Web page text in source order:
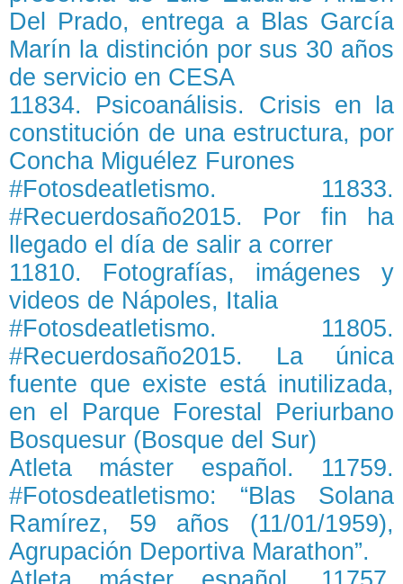
Del Prado, entrega a Blas García
Marín la distinción por sus 30 años
de servicio en CESA
11834. Psicoanálisis. Crisis en la
constitución de una estructura, por
Concha Miguélez Furones
#Fotosdeatletismo. 11833.
#Recuerdosaño2015. Por fin ha
llegado el día de salir a correr
11810. Fotografías, imágenes y
videos de Nápoles, Italia
#Fotosdeatletismo. 11805.
#Recuerdosaño2015. La única
fuente que existe está inutilizada,
en el Parque Forestal Periurbano
Bosquesur (Bosque del Sur)
Atleta máster español. 11759.
#Fotosdeatletismo: “Blas Solana
Ramírez, 59 años (11/01/1959),
Agrupación Deportiva Marathon”.